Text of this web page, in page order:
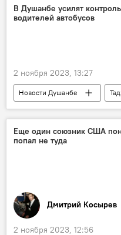
Палестина
Израиль
Политика
В Душанбе усилят
водителей автобусов
2 ноября 2023, 13:27
Новости Душанбе
Транспорт
Еще один союзник США
попал не туда
Дмитрий Косырев
2 ноября 2023, 12:56